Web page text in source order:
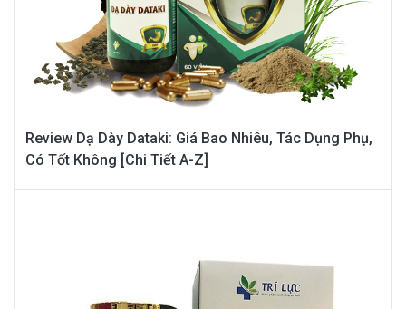
Review Dạ Dày Dataki: Giá Bao Nhiêu, Tác Dụng Phụ,
Có Tốt Không [Chi Tiết A-Z]